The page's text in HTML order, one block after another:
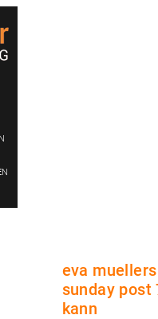
eva
sunday post
kann